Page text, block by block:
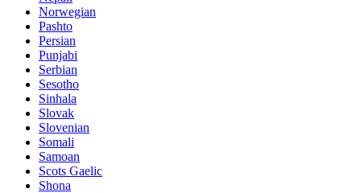
Norwegian
Pashto
Persian
Punjabi
Serbian
Sesotho
Sinhala
Slovak
Slovenian
Somali
Samoan
Scots Gaelic
Shona